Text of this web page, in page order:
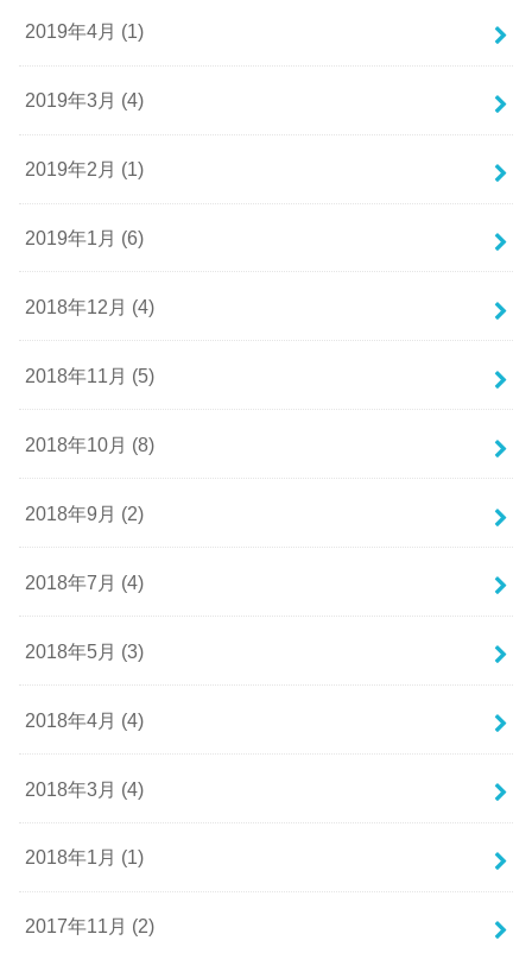
2019年4月 (1)
2019年3月 (4)
2019年2月 (1)
2019年1月 (6)
2018年12月 (4)
2018年11月 (5)
2018年10月 (8)
2018年9月 (2)
2018年7月 (4)
2018年5月 (3)
2018年4月 (4)
2018年3月 (4)
2018年1月 (1)
2017年11月 (2)